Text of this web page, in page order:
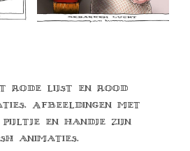
rode lijst en rood
Afbeeldingen met
en handje zijn
animaties.